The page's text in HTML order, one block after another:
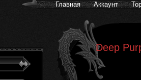
Главная Аккаунт
Deep